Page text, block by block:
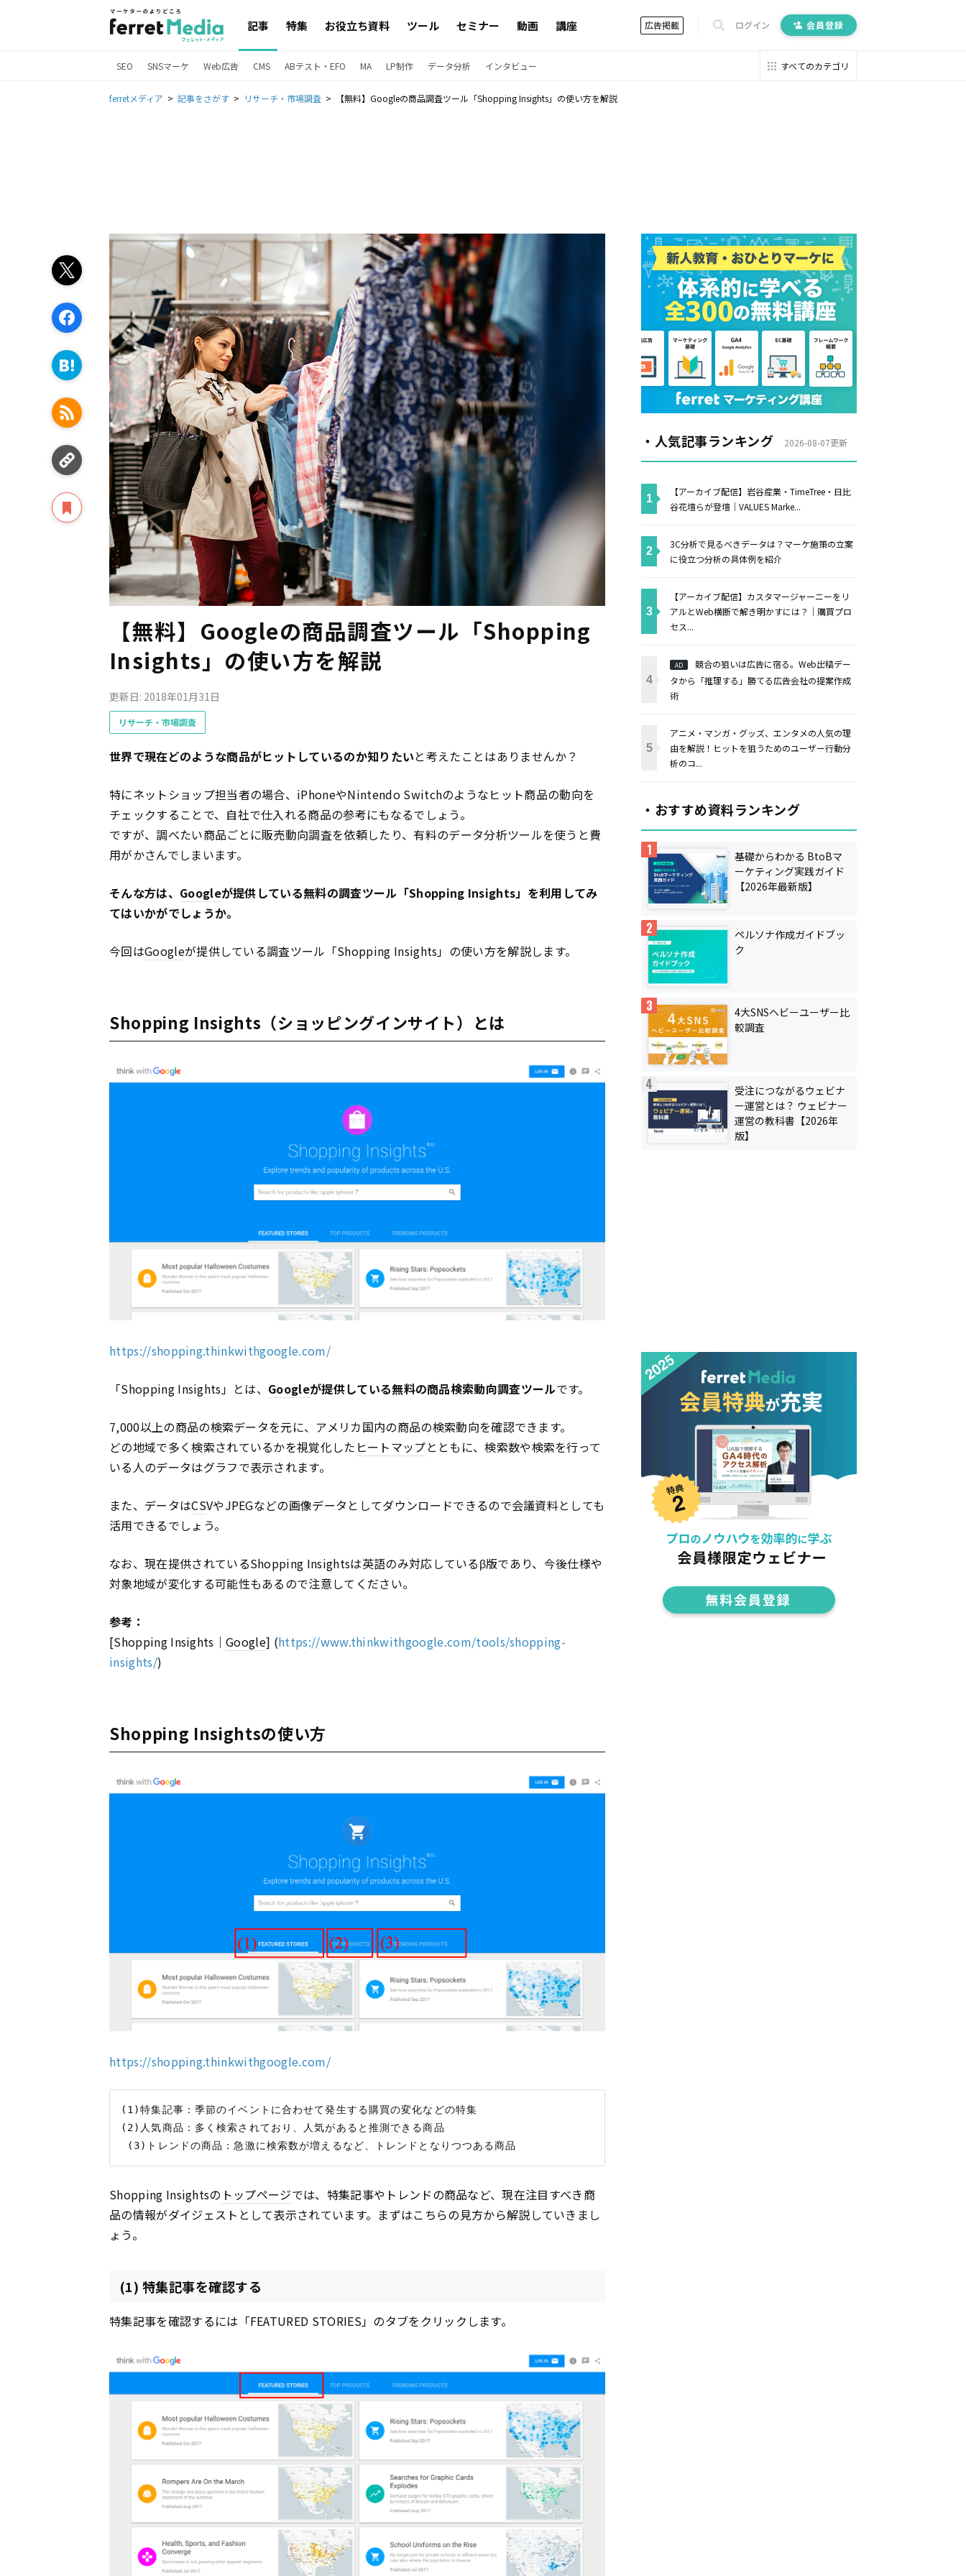
記事 特集 お役立ち資料 ツール セミナー 動画 講座 広告掲載 ログイン 会員登録
SEO SNSマーケ Web広告 CMS ABテスト・EFO MA LP制作 データ分析 インタビュー すべてのカテゴリ
ferretメディア 記事をさがす リサーチ・市場調査 【無料】Googleの商品調査ツール「Shopping Insights」の使い方を解説
【無料】Googleの商品調査ツール「Shopping
Insights」の使い方を解説
更新日: 2018年01月31日
リサーチ・市場調査
世界で現在どのような商品がヒットしているのか知りたいと考えたことはありませんか？
特にネットショップ担当者の場合、iPhoneやNintendo Switchのようなヒット商品の動向を
チェックすることで、自社で仕入れる商品の参考にもなるでしょう。
ですが、調べたい商品ごとに販売動向調査を依頼したり、有料のデータ分析ツールを使うと費
用がかさんでしまいます。
そんな方は、 Googleが提供している無料の調査ツール「Shopping Insights」を利用してみ
てはいかがでしょうか。
今回はGoogleが提供している調査ツール「Shopping Insights」の使い方を解説します。
Shopping Insights（ショッピングインサイト）とは
https://shopping.thinkwithgoogle.com/
「Shopping Insights」とは、 Googleが提供している無料の商品検索動向調査ツールです。
7,000以上の商品の検索データを元に、アメリカ国内の商品の検索動向を確認できます。
どの地域で多く検索されているかを視覚化した ヒートマップとともに、検索数や検索を行って
いる人のデータはグラフで表示されます。
また、データはCSVやJPEGなどの画像データとしてダウンロードできるので会議資料としても
活用できるでしょう。
なお、現在提供されているShopping Insightsは英語のみ対応しているβ版であり、今後仕様や
対象地域が変化する可能性もあるので注意してください。
参考：
[Shopping Insights｜Google] (https://www.thinkwithgoogle.com/tools/shopping-
insights/)
Shopping Insightsの使い方
https://shopping.thinkwithgoogle.com/
(1)特集記事：季節のイベントに合わせて発生する購買の変化などの特集
(2)人気商品：多く検索されており、人気があると推測できる商品
Shopping Insightsの トップページでは、特集記事やトレンドの商品など、現在注目すべき商
品の情報がダイジェストとして表示されています。まずはこちらの見方から解説していきまし
ょう。
(1) 特集記事を確認する
特集記事を確認するには「FEATURED STORIES」のタブをクリックします。
・人気記事ランキング 2026-08-07更新
【アーカイブ配信】岩谷産業・TimeTree・日比
谷花壇らが登壇｜VALUES Marke...
3C分析で見るべきデータは？マーケ施策の立案
に役立つ分析の具体例を紹介
【アーカイブ配信】カスタマージャーニーをリ
アルとWeb横断で解き明かすには？｜購買プロ
セス...
AD
競合の狙いは広告に宿る。Web出稿デー
タから「推理する」勝てる広告会社の提案作成
術
アニメ・マンガ・グッズ、エンタメの人気の理
由を解説！ヒットを狙うためのユーザー行動分
析のコ...
・おすすめ資料ランキング
基礎からわかる BtoBマ
ーケティング実践ガイド
【2026年最新版】
ペルソナ作成ガイドブッ
ク
4大SNSヘビーユーザー比
較調査
受注につながるウェビナ
ー運営とは？ ウェビナー
運営の教科書【2026年
版】